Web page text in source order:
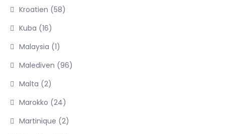
Kroatien (58)
Kuba (16)
Malaysia (1)
Malediven (96)
Malta (2)
Marokko (24)
Martinique (2)